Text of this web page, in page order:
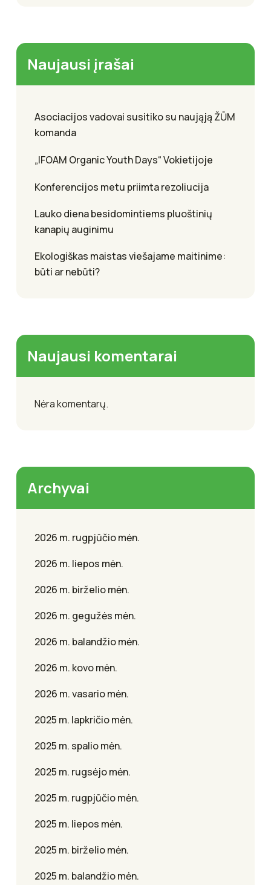
Naujausi įrašai
Asociacijos vadovai susitiko su naująją ŽŪM
komanda
„IFOAM Organic Youth Days“ Vokietijoje
Konferencijos metu priimta rezoliucija
Lauko diena besidomintiems pluoštinių
kanapių auginimu
Ekologiškas maistas viešajame maitinime:
būti ar nebūti?
Naujausi komentarai
Nėra komentarų.
Archyvai
2026 m. rugpjūčio mėn.
2026 m. liepos mėn.
2026 m. birželio mėn.
2026 m. gegužės mėn.
2026 m. balandžio mėn.
2026 m. kovo mėn.
2026 m. vasario mėn.
2025 m. lapkričio mėn.
2025 m. spalio mėn.
2025 m. rugsėjo mėn.
2025 m. rugpjūčio mėn.
2025 m. liepos mėn.
2025 m. birželio mėn.
2025 m. balandžio mėn.